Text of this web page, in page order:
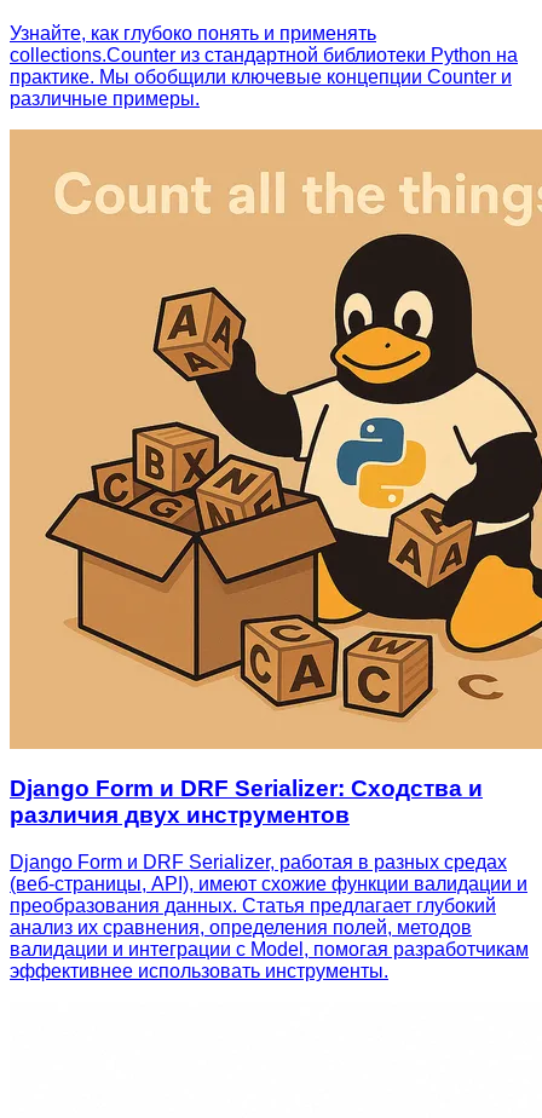
Узнайте, как глубоко понять и применять
collections.Counter из стандартной библиотеки Python на
практике. Мы обобщили ключевые концепции Counter и
различные примеры.
Django Form и DRF Serializer: Сходства и
различия двух инструментов
Django Form и DRF Serializer, работая в разных средах
(веб-страницы, API), имеют схожие функции валидации и
преобразования данных. Статья предлагает глубокий
анализ их сравнения, определения полей, методов
валидации и интеграции с Model, помогая разработчикам
эффективнее использовать инструменты.